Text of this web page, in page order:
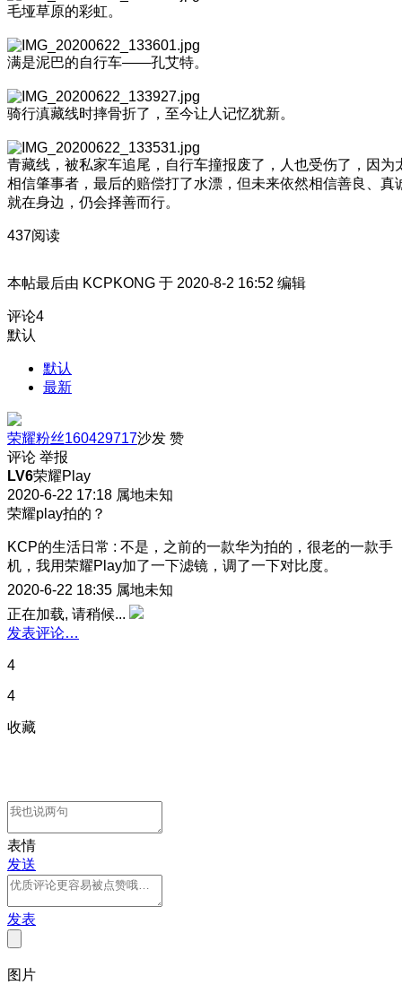
毛垭草原的彩虹。
满是泥巴的自行车——孔艾特。
骑行滇藏线时摔骨折了，至今让人记忆犹新。
青藏线，被私家车追尾，自行车撞报废了，人也受伤了，因为
相信肇事者，最后的赔偿打了水漂，但未来依然相信善良、真
就在身边，仍会择善而行。
437阅读
本帖最后由 KCPKONG 于 2020-8-2 16:52 编辑
评论4
默认
默认
最新
荣耀粉丝160429717沙发 赞
评论 举报
LV6荣耀Play
2020-6-22 17:18 属地未知
荣耀play拍的？
KCP的生活日常 : 不是，之前的一款华为拍的，很老的一款手
机，我用荣耀Play加了一下滤镜，调了一下对比度。
2020-6-22 18:35 属地未知
正在加载, 请稍候...
发表评论…
4
4
收藏
表情
发送
发表
图片